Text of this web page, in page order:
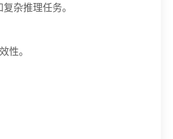
杂推理任务。
性。